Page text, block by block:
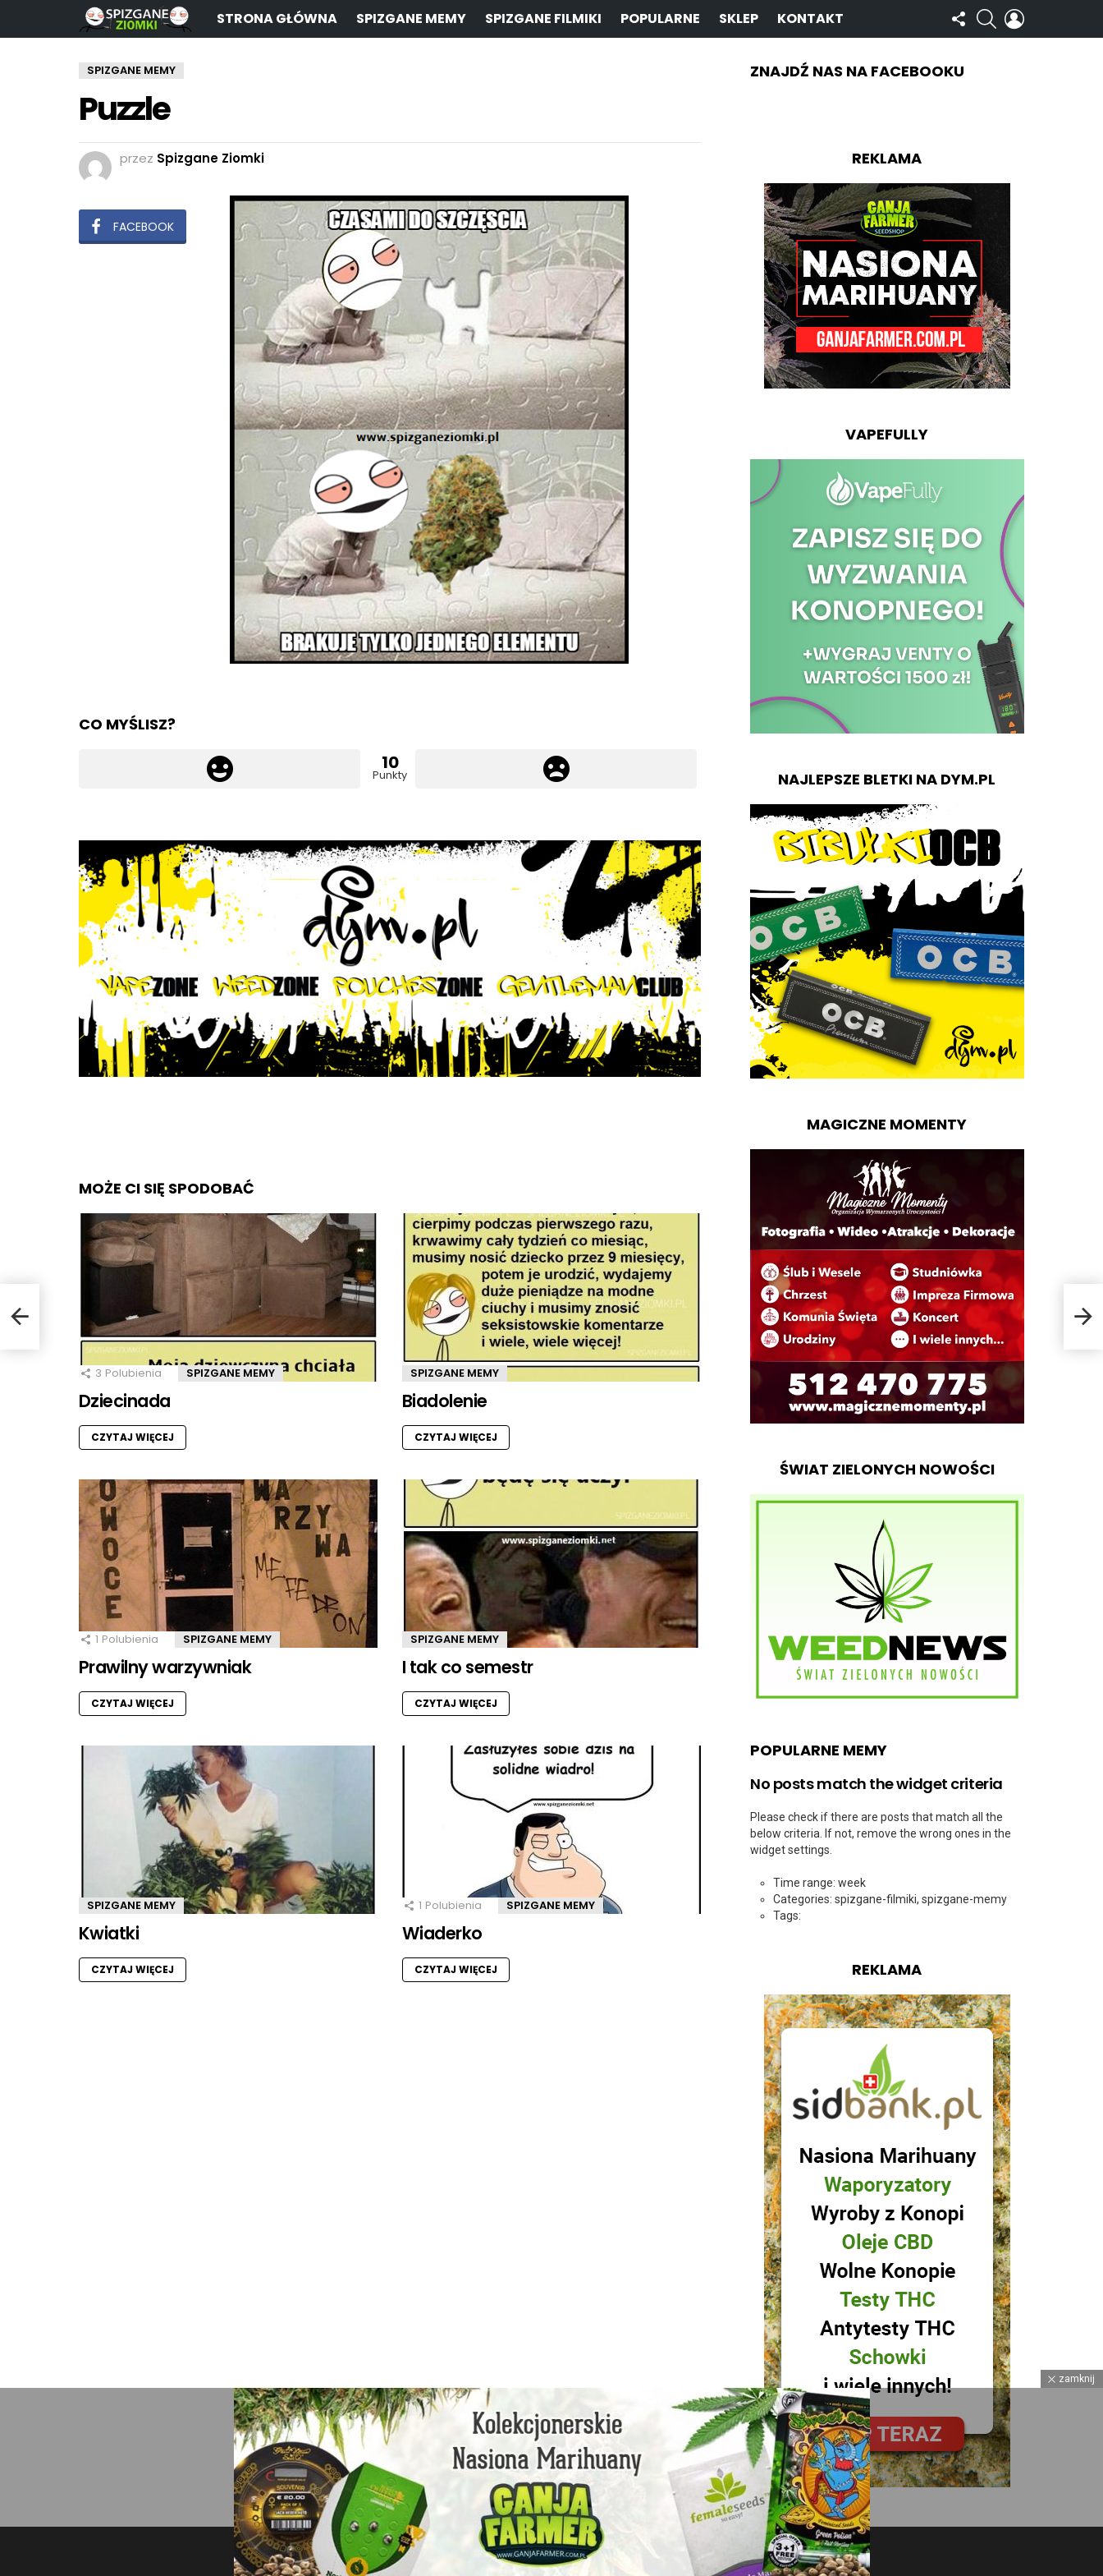
STRONA GŁÓWNA SPIZGANE MEMY SPIZGANE FILMIKI POPULARNE SKLEP KONTAKT
OBSERWUJ
NAS
SZUKAJ
SPIZGANE MEMY
Puzzle
przez Spizgane Ziomki
FACEBOOK
CO MYŚLISZ?
10
Punkty
MOŻE CI SIĘ SPODOBAĆ
3 Polubienia SPIZGANE MEMY
Dziecinada
CZYTAJ WIĘCEJ
SPIZGANE MEMY
Biadolenie
CZYTAJ WIĘCEJ
1 Polubienia SPIZGANE MEMY
Prawilny warzywniak
CZYTAJ WIĘCEJ
SPIZGANE MEMY
I tak co semestr
CZYTAJ WIĘCEJ
SPIZGANE MEMY
Kwiatki
CZYTAJ WIĘCEJ
1 Polubienia SPIZGANE MEMY
Wiaderko
CZYTAJ WIĘCEJ
ZNAJDŹ NAS NA FACEBOOKU
REKLAMA
VAPEFULLY
NAJLEPSZE BLETKI NA DYM.PL
MAGICZNE MOMENTY
ŚWIAT ZIELONYCH NOWOŚCI
POPULARNE MEMY
No posts match the widget criteria
Please check if there are posts that match all the
below criteria. If not, remove the wrong ones in the
widget settings.
Time range: week
Categories: spizgane-filmiki, spizgane-memy
Tags:
REKLAMA
facebook instagram youtube
zamknij